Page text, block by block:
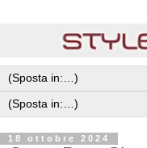
18 ottobre 2024